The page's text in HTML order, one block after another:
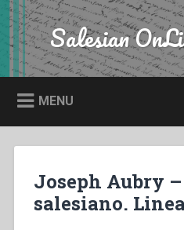
Skip
to
content
Search Salesian
MENU
Joseph Aubry
salesiano.